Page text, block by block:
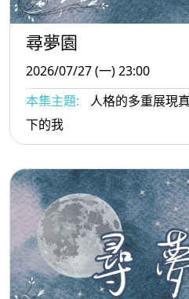
尋夢園
2026/07/27 (一) 23:00
本集主題:
人格的多重展現
下的我